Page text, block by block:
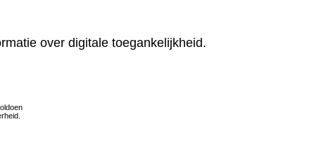
over digitale toegankelijkheid.